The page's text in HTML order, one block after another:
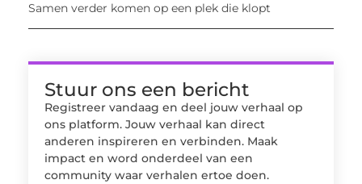
Samen verder komen op een plek die klopt
Stuur ons een bericht
Registreer vandaag en deel jouw verhaal op
ons platform. Jouw verhaal kan direct
anderen inspireren en verbinden. Maak
impact en word onderdeel van een
community waar verhalen ertoe doen.